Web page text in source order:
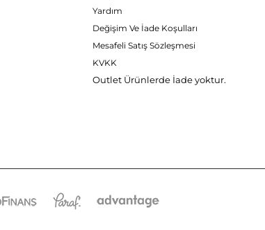
Yardım
Değişim Ve İade Koşulları
Mesafeli Satış Sözleşmesi
KVKK
Outlet Ürünlerde İade yoktur.